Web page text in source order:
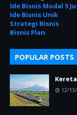
Ide Bisnis Modal 5
Ide Bisnis Unik
Strategi Bisnis
Bisnis Plan
POPULAR POSTS
12/